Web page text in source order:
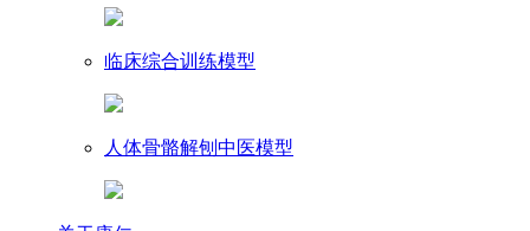
临床综合训练模型
人体骨骼解刨中医模型